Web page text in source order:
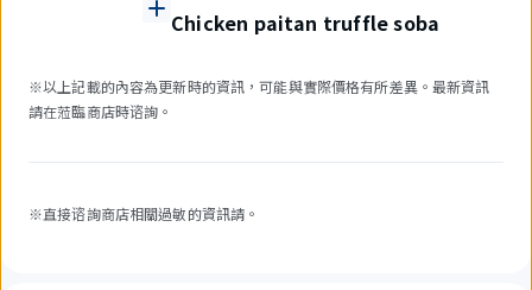
Chicken paitan truffle soba
※以上記載的內容為更新時的資訊，可能與實際價格有所差異。最新資訊
請在蒞臨商店時谘詢。
※直接谘詢商店相關過敏的資訊請。